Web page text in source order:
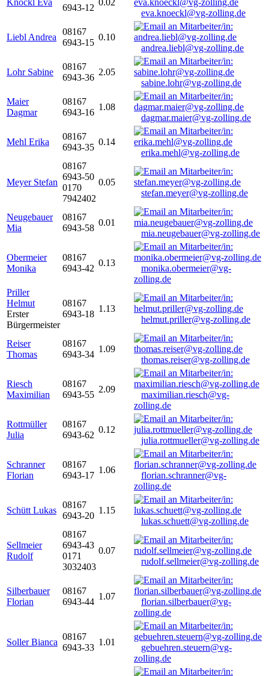
Knöckl Eva
6943-12
0.02
eva.knoeckl@vg-zolling.de
Liebl Andrea
08167
6943-15
0.10
andrea.liebl@vg-zolling.de
Lohr Sabine
08167
6943-36
2.05
sabine.lohr@vg-zolling.de
Maier
Dagmar
08167
6943-16
1.08
dagmar.maier@vg-zolling.de
Mehl Erika
08167
6943-35
0.14
erika.mehl@vg-zolling.de
Meyer Stefan
08167
6943-50
0170
7942402
0.05
stefan.meyer@vg-zolling.de
Neugebauer
Mia
08167
6943-58
0.01
mia.neugebauer@vg-zolling.de
Obermeier
Monika
08167
6943-42
0.13
monika.obermeier@vg-
zolling.de
Priller
Helmut
Erster
Bürgermeister
08167
6943-18
1.13
helmut.priller@vg-zolling.de
Reiser
Thomas
08167
6943-34
1.09
thomas.reiser@vg-zolling.de
Riesch
Maximilian
08167
6943-55
2.09
maximilian.riesch@vg-
zolling.de
Rottmüller
Julia
08167
6943-62
0.12
julia.rottmueller@vg-zolling.de
Schranner
Florian
08167
6943-17
1.06
florian.schranner@vg-
zolling.de
Schütt Lukas
08167
6943-20
1.15
lukas.schuett@vg-zolling.de
Sellmeier
Rudolf
08167
6943-43
0171
3032403
0.07
rudolf.sellmeier@vg-zolling.de
Silberbauer
Florian
08167
6943-44
1.07
florian.silberbauer@vg-
zolling.de
Soller Bianca
08167
6943-33
1.01
gebuehren.steuern@vg-
zolling.de